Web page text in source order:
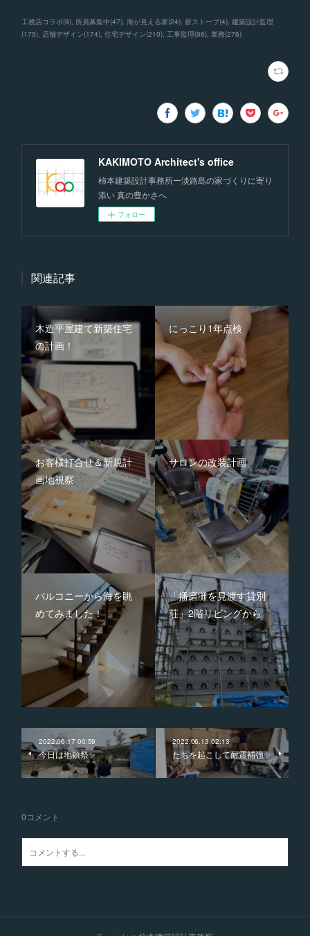
工務店コラボ(9) 所員募集中(47) 海が見える家(24) 薪ストーブ(4) 建築設計監理
(175) 店舗デザイン(174) 住宅デザイン(210) 工事監理(96) 業務(276)
KAKIMOTO Architect's office
柿本建築設計事務所ー淡路島の家づくりに寄り
添い 真の豊かさへ
フォロー
関連記事
木造平屋建て新築住宅
の計画！
にっこり1年点検
お客様打合せ＆新規計
画地視察
サロンの改装計画
バルコニーから海を眺
めてみました！
「播磨灘を見渡す貸別
荘」2階リビングから
2022.06.17 00:59
今日は地鎮祭✨
2022.06.13 02:13
たちを起こして耐震補強✨
0コメント